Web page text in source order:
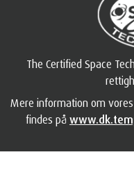
The Certified Space
Mere information om
findes på